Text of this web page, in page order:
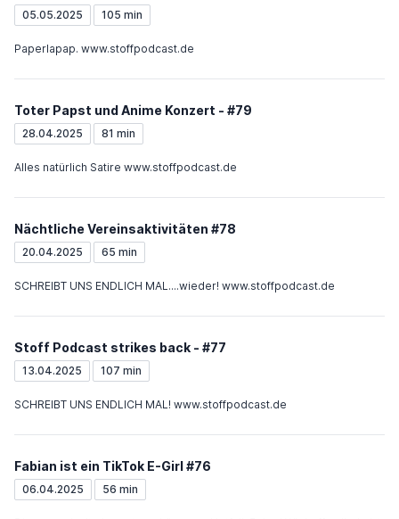
05.05.2025 105 min
Paperlapap. www.stoffpodcast.de
Toter Papst und Anime Konzert - #79
28.04.2025 81 min
Alles natürlich Satire www.stoffpodcast.de
Nächtliche Vereinsaktivitäten #78
20.04.2025 65 min
SCHREIBT UNS ENDLICH MAL....wieder! www.stoffpodcast.de
Stoff Podcast strikes back - #77
13.04.2025 107 min
SCHREIBT UNS ENDLICH MAL! www.stoffpodcast.de
Fabian ist ein TikTok E-Girl #76
06.04.2025 56 min